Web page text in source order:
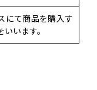
にて商品を購入す
います。